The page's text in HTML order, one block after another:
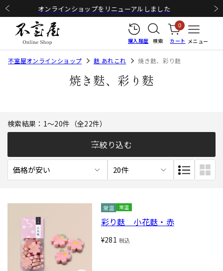
8月11日正午までのご注文で最短8月12日出荷予定
購入履歴 検索
0
カート メニュー
不室屋オンラインショップ 麩 あれこれ 焼き麩、彩り麩
焼き麩、彩り麩
検索結果 1〜20件（全22件）
絞り込む
常温
彩り麩 小花麩・赤
¥281 税込